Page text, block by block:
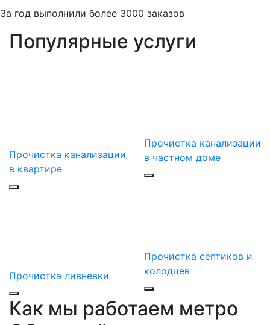
За год выполнили более 3000 заказов
Популярные услуги
Прочистка канализации
в квартире
Прочистка канализации
в частном доме
Прочистка ливневки
Прочистка септиков и
колодцев
Как мы работаем метро